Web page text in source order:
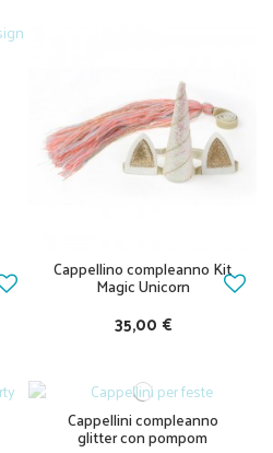
Cappellino compleanno Kit
Magic Unicorn
35,00 €
Cappellini compleanno
glitter con pompom